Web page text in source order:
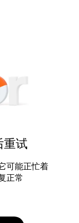
重试
可能正忙着
正常